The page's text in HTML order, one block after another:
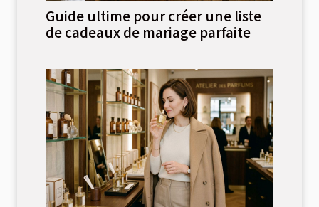
Guide ultime pour créer une liste
de cadeaux de mariage parfaite